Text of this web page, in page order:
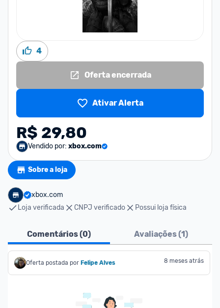
4
Oferta encerrada
Ativar Alerta
R$ 29,80
Vendido por: xbox.com
Sobre a loja
xbox.com
Loja verificada
CNPJ verificado Possui loja física
Comentários (0) Avaliações (1)
Oferta postada por Felipe Alves 8 meses atrás